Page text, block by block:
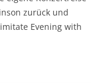
zurück und
Evening with